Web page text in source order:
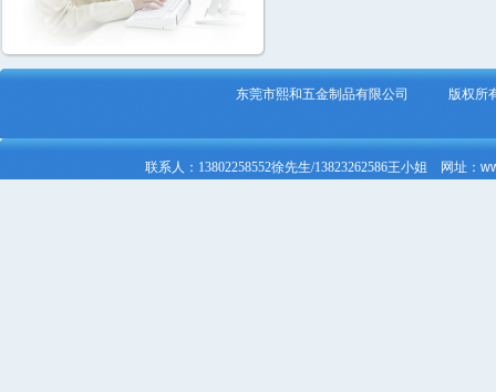
东莞市熙和五金制品有限公司 版
联系人： 13802258552徐先生/13823262586王小姐 网址：